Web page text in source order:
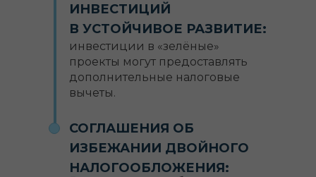
инвестиции в «зелёные»
проекты могут предоставлять
дополнительные налоговые
вычеты.
ИНВЕСТИЦИЙ
В УСТОЙЧИВОЕ РАЗВИТИЕ:
СОГЛАШЕНИЯ ОБ
ИЗБЕЖАНИИ ДВОЙНОГО
НАЛОГООБЛОЖЕНИЯ: